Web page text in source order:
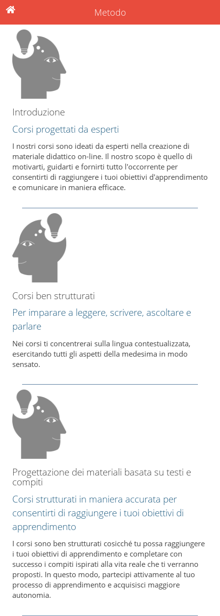
Metodo
Introduzione
Corsi progettati da esperti
I nostri corsi sono ideati da esperti nella creazione di
materiale didattico on-line. Il nostro scopo è quello di
motivarti, guidarti e fornirti tutto l'occorrente per
consentirti di raggiungere i tuoi obiettivi d'apprendimento
e comunicare in maniera efficace.
Corsi ben strutturati
Per imparare a leggere, scrivere, ascoltare e
parlare
Nei corsi ti concentrerai sulla lingua contestualizzata,
esercitando tutti gli aspetti della medesima in modo
sensato.
Progettazione dei materiali basata su testi e
compiti
Corsi strutturati in maniera accurata per
consentirti di raggiungere i tuoi obiettivi di
apprendimento
I corsi sono ben strutturati cosicché tu possa raggiungere
i tuoi obiettivi di apprendimento e completare con
successo i compiti ispirati alla vita reale che ti verranno
proposti. In questo modo, partecipi attivamente al tuo
processo di apprendimento e acquisisci maggiore
autonomia.